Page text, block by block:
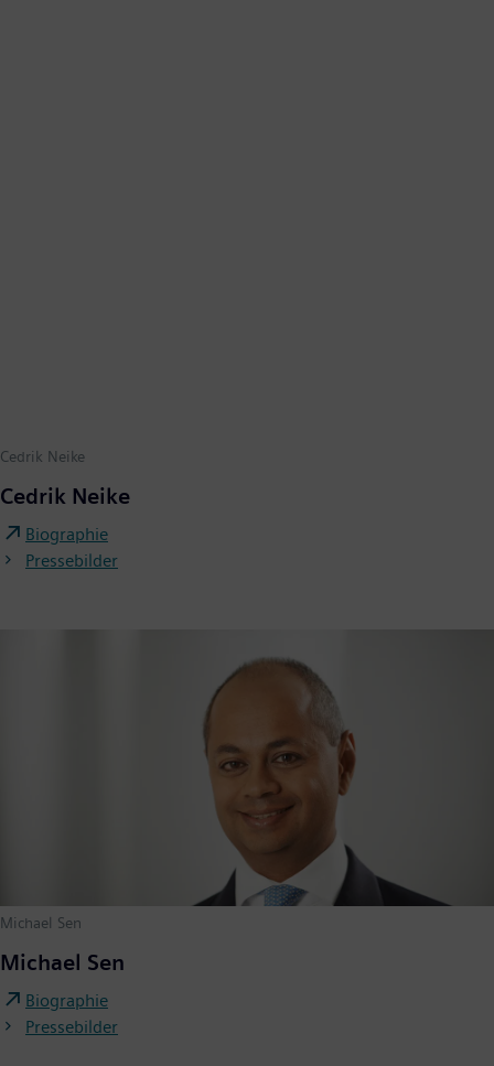
Cedrik Neike
Cedrik Neike
Biographie
Pressebilder
Michael Sen
Michael Sen
Biographie
Pressebilder